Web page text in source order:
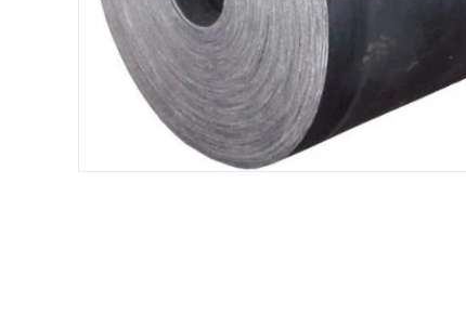
⇣ Показати всі категорії ⇣